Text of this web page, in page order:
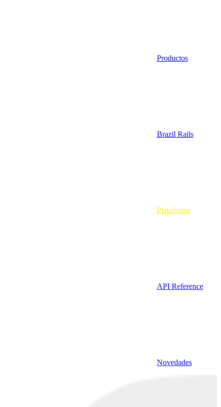
Productos
Brazil Rails
Plataforma
API Reference
Novedades